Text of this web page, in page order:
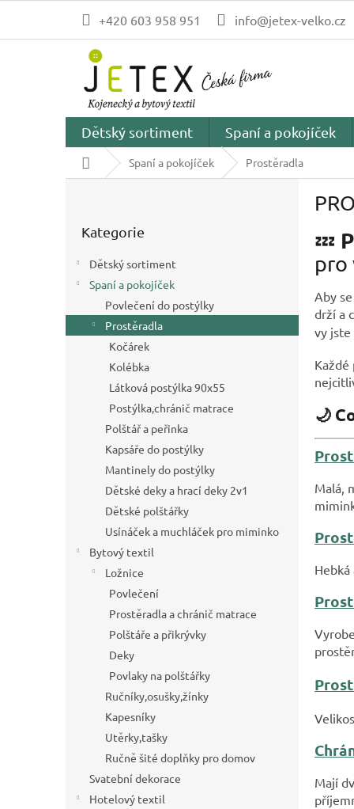
obsah
+420 603 958 951 info@jetex-velko.cz
Dětský sortiment Spaní a pokojíček
Domů Spaní a pokojíček Prostěradla
kategorie
Kategorie
Dětský sortiment
Spaní a pokojíček
Povlečení do postýlky
Prostěradla
Kočárek
Kolébka
Látková postýlka 90x55
Postýlka,chránič matrace
Polštář a peřinka
Kapsáře do postýlky
Mantinely do postýlky
Dětské deky a hrací deky 2v1
Dětské polštářky
Usínáček a muchláček pro miminko
Bytový textil
Ložnice
Povlečení
Prostěradla a chránič matrace
Polštáře a přikrývky
Deky
Povlaky na polštářky
Ručníky,osušky,žínky
Kapesníky
Utěrky,tašky
Ručně šité doplňky pro domov
Svatební dekorace
Hotelový textil
💤
pro
Aby
drží a
vy jste
🌙
Malá,
Mají